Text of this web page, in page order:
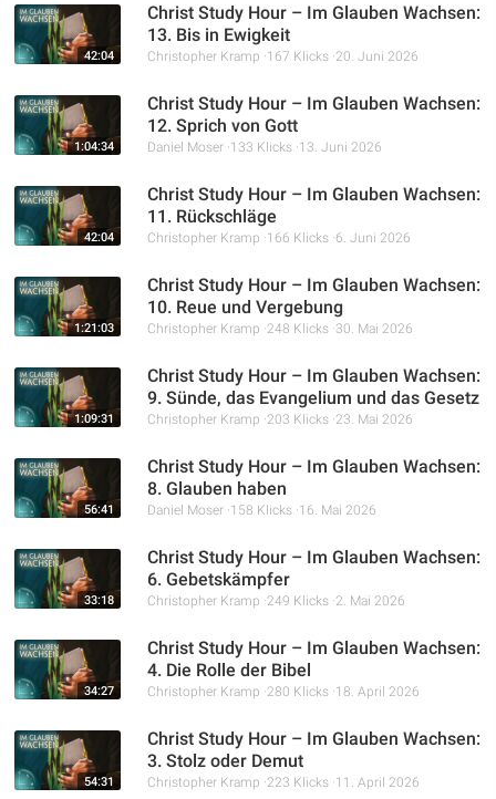
42:04
Christ Study Hour – Im Glauben Wachsen:
13. Bis in Ewigkeit
Christopher Kramp 167 Klicks 20. Juni 2026
1:04:34
Christ Study Hour – Im Glauben Wachsen:
12. Sprich von Gott
Daniel Moser 133 Klicks 13. Juni 2026
42:04
Christ Study Hour – Im Glauben Wachsen:
11. Rückschläge
Christopher Kramp 166 Klicks 6. Juni 2026
1:21:03
Christ Study Hour – Im Glauben Wachsen:
10. Reue und Vergebung
Christopher Kramp 248 Klicks 30. Mai 2026
1:09:31
Christ Study Hour – Im Glauben Wachsen:
9. Sünde, das Evangelium und das Gesetz
Christopher Kramp 203 Klicks 23. Mai 2026
56:41
Christ Study Hour – Im Glauben Wachsen:
8. Glauben haben
Daniel Moser 158 Klicks 16. Mai 2026
33:18
Christ Study Hour – Im Glauben Wachsen:
6. Gebetskämpfer
Christopher Kramp 249 Klicks 2. Mai 2026
34:27
Christ Study Hour – Im Glauben Wachsen:
4. Die Rolle der Bibel
Christopher Kramp 280 Klicks 18. April 2026
54:31
Christ Study Hour – Im Glauben Wachsen:
3. Stolz oder Demut
Christopher Kramp 223 Klicks 11. April 2026